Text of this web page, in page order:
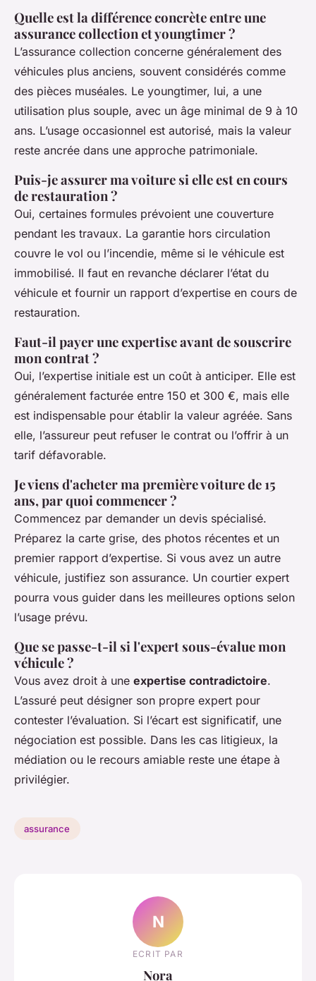
Quelle est la différence concrète entre une
assurance collection et youngtimer ?
L’assurance collection concerne généralement des
véhicules plus anciens, souvent considérés comme
des pièces muséales. Le youngtimer, lui, a une
utilisation plus souple, avec un âge minimal de 9 à 10
ans. L’usage occasionnel est autorisé, mais la valeur
reste ancrée dans une approche patrimoniale.
Puis-je assurer ma voiture si elle est en cours
de restauration ?
Oui, certaines formules prévoient une couverture
pendant les travaux. La garantie hors circulation
couvre le vol ou l’incendie, même si le véhicule est
immobilisé. Il faut en revanche déclarer l’état du
véhicule et fournir un rapport d’expertise en cours de
restauration.
Faut-il payer une expertise avant de souscrire
mon contrat ?
Oui, l’expertise initiale est un coût à anticiper. Elle est
généralement facturée entre 150 et 300 €, mais elle
est indispensable pour établir la valeur agréée. Sans
elle, l’assureur peut refuser le contrat ou l’offrir à un
tarif défavorable.
Je viens d'acheter ma première voiture de 15
ans, par quoi commencer ?
Commencez par demander un devis spécialisé.
Préparez la carte grise, des photos récentes et un
premier rapport d’expertise. Si vous avez un autre
véhicule, justifiez son assurance. Un courtier expert
pourra vous guider dans les meilleures options selon
l’usage prévu.
Que se passe-t-il si l'expert sous-évalue mon
véhicule ?
Vous avez droit à une expertise contradictoire.
L’assuré peut désigner son propre expert pour
contester l’évaluation. Si l’écart est significatif, une
négociation est possible. Dans les cas litigieux, la
médiation ou le recours amiable reste une étape à
privilégier.
assurance
N
ECRIT PAR
Nora